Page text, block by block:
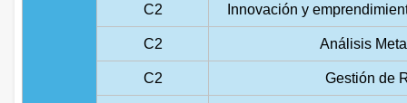
C2 Innovación y
C2 Análisis
C2 Gestión de